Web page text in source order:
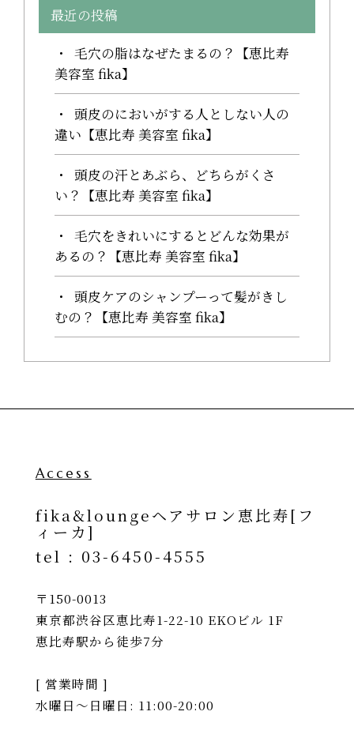
最近の投稿
毛穴の脂はなぜたまるの？【恵比寿
美容室 fika】
頭皮のにおいがする人としない人の
違い【恵比寿 美容室 fika】
頭皮の汗とあぶら、どちらがくさ
い？【恵比寿 美容室 fika】
毛穴をきれいにするとどんな効果が
あるの？【恵比寿 美容室 fika】
頭皮ケアのシャンプーって髪がきし
むの？【恵比寿 美容室 fika】
Access
fika&loungeヘアサロン恵比寿[フ
ィーカ]
tel : 03-6450-4555
〒150-0013
東京都渋谷区恵比寿1-22-10 EKOビル 1F
恵比寿駅から徒歩7分
[ 営業時間 ]
水曜日〜日曜日: 11:00-20:00